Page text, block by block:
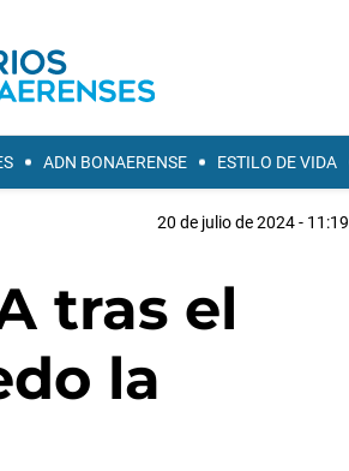
ADN BONAERENSE ESTILO DE VIDA
20 de julio de 2024 - 11:19
tras el
la